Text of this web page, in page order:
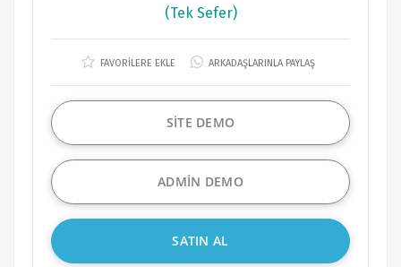
(Tek Sefer)
FAVORİLERE EKLE ARKADAŞLARINLA PAYLAŞ
SİTE DEMO
ADMİN DEMO
SATIN AL